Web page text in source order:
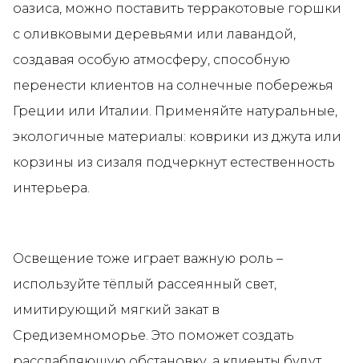
оазиса, можно поставить терракотовые горшки
с оливковыми деревьями или лавандой,
создавая особую атмосферу, способную
перенести клиентов на солнечные побережья
Греции или Италии. Применяйте натуральные,
экологичные материалы: коврики из джута или
корзины из сизаля подчеркнут естественность
интерьера.
Освещение тоже играет важную роль –
используйте тёплый рассеянный свет,
имитирующий мягкий закат в
Средиземноморье. Это поможет создать